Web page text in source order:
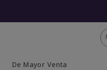
De Mayor Venta